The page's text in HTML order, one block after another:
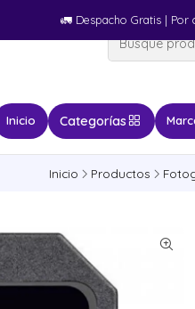
Inicio Categorías
🚛​ Despacho Gratis |
Inicio Productos